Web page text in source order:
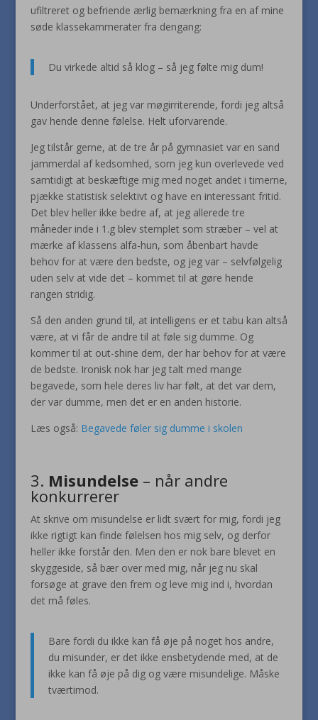
ufiltreret og befriende ærlig bemærkning fra en af mine
søde klassekammerater fra dengang:
Du virkede altid så klog – så jeg følte mig dum!
Underforstået, at jeg var møgirriterende, fordi jeg altså
gav hende denne følelse. Helt uforvarende.
Jeg tilstår gerne, at de tre år på gymnasiet var en sand
jammerdal af kedsomhed, som jeg kun overlevede ved
samtidigt at beskæftige mig med noget andet i timerne,
pjække statistisk selektivt og have en interessant fritid.
Det blev heller ikke bedre af, at jeg allerede tre
måneder inde i 1.g blev stemplet som stræber – vel at
mærke af klassens alfa-hun, som åbenbart havde
behov for at være den bedste, og jeg var – selvfølgelig
uden selv at vide det – kommet til at gøre hende
rangen stridig.
Så den anden grund til, at intelligens er et tabu kan altså
være, at vi får de andre til at føle sig dumme. Og
kommer til at out-shine dem, der har behov for at være
de bedste. Ironisk nok har jeg talt med mange
begavede, som hele deres liv har følt, at det var dem,
der var dumme, men det er en anden historie.
Læs også: Begavede føler sig dumme i skolen
3. Misundelse– når andre
konkurrerer
At skrive om misundelse er lidt svært for mig, fordi jeg
ikke rigtigt kan finde følelsen hos mig selv, og derfor
heller ikke forstår den. Men den er nok bare blevet en
skyggeside, så bær over med mig, når jeg nu skal
forsøge at grave den frem og leve mig ind i, hvordan
det må føles.
Bare fordi du ikke kan få øje på noget hos andre,
du misunder, er det ikke ensbetydende med, at de
ikke kan få øje på dig og være misundelige. Måske
tværtimod.